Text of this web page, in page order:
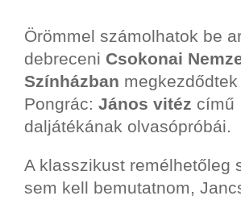
Örömmel számolhatok be
debreceni Csokonai
Színházban
Pongrác: János vitéz című
daljátékának olvasópróbái.
A klasszikust remélhetőleg
sem kell bemutatnom,